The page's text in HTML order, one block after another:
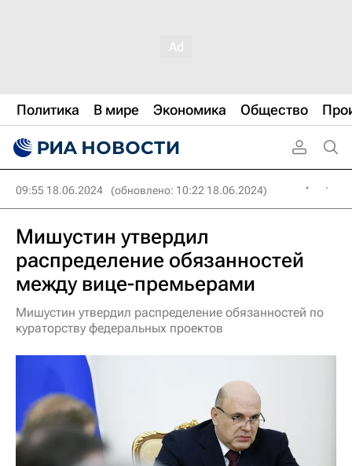
Политика В мире Экономика Общество
09:55 18.06.2024 (обновлено: 10:22 18.06.2024)
Мишустин утвердил
распределение обязанностей
между вице-премьерами
Мишустин утвердил распределение обязанностей по
кураторству федеральных проектов